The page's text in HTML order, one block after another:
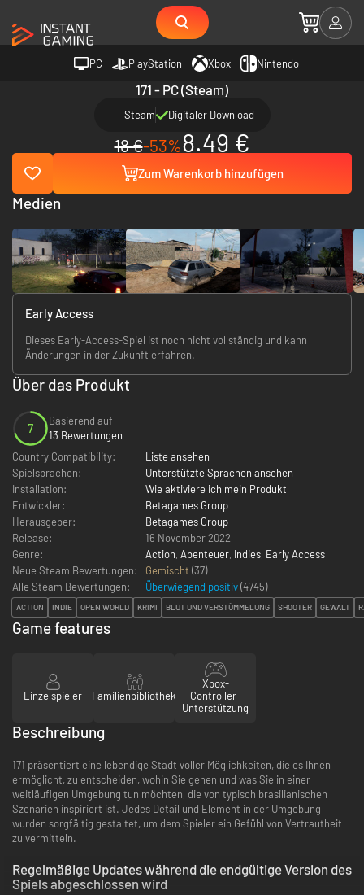
PC PlayStation Xbox Nintendo
171 - PC (Steam)
Steam Digitaler Download
18 €-53%8.49 €
Zum Warenkorb hinzufügen
Early Access
Dieses Early-Access-Spiel ist noch nicht vollständig und kann
Änderungen in der Zukunft erfahren.
Über das Produkt
7
Basierend auf
13 Bewertungen
Country Compatibility:
Liste ansehen
Spielsprachen:
Unterstützte Sprachen ansehen
Installation:
Wie aktiviere ich mein Produkt
Entwickler:
Betagames Group
Herausgeber:
Betagames Group
Release:
16 November 2022
Genre:
Action, Abenteuer, Indies, Early Access
Neue Steam Bewertungen:
Gemischt (37)
Alle Steam Bewertungen:
Überwiegend positiv(4745)
ACTION INDIE OPEN WORLD KRIMI BLUT UND VERSTÜMMELUNG SHOOTER GEWALT
Medien
Game features
Einzelspieler Familienbibliothek
Xbox-
Controller-
Unterstützung
Beschreibung
171 präsentiert eine lebendige Stadt voller Möglichkeiten, die es Ihnen
ermöglicht, zu entscheiden, wohin Sie gehen und was Sie in einer
weitläufigen Umgebung tun möchten, die von typisch brasilianischen
Szenarien inspiriert ist. Jedes Detail und Element in der Umgebung
wurden sorgfältig gestaltet, um dem Spieler ein Gefühl von Vertrautheit
zu vermitteln.
Regelmäßige Updates während die endgültige Version des
Spiels abgeschlossen wird